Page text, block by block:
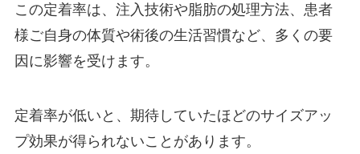
この定着率は、注入技術や脂肪の処理方法、患者
様ご自身の体質や術後の生活習慣など、多くの要
因に影響を受けます。
定着率が低いと、期待していたほどのサイズアッ
プ効果が得られないことがあります。